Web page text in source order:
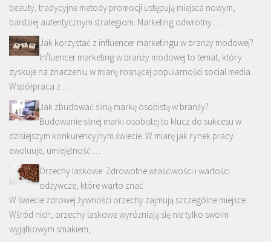
beauty, tradycyjne metody promocji ustępują miejsca nowym,
bardziej autentycznym strategiom. Marketing odwrotny …
Jak korzystać z influencer marketingu w branży modowej?
Influencer marketing w branży modowej to temat, który
zyskuje na znaczeniu w miarę rosnącej popularności social media.
Współpraca z …
Jak zbudować silną markę osobistą w branży?
Budowanie silnej marki osobistej to klucz do sukcesu w
dzisiejszym konkurencyjnym świecie. W miarę jak rynek pracy
ewoluuje, umiejętność …
Orzechy laskowe: Zdrowotne właściwości i wartości
odżywcze, które warto znać
W świecie zdrowej żywności orzechy zajmują szczególne miejsce.
Wśród nich, orzechy laskowe wyróżniają się nie tylko swoim
wyjątkowym smakiem, …